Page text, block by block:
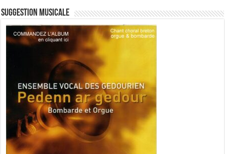
Suggestion musicale